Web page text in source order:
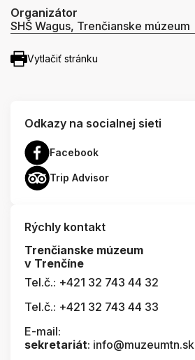
Organizátor
SHŠ Wagus, Trenčianske múzeum
Vytlačiť stránku
Odkazy na socialnej sieti
Facebook
Trip Advisor
Rýchly kontakt
Trenčianske múzeum
v Trenčíne
Tel.č.: +421 32 743 44 32
Tel.č.: +421 32 743 44 33
E-mail:
sekretariát: info@muzeumtn.sk